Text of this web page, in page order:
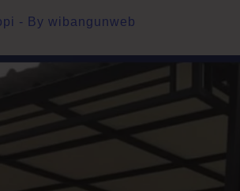
- By wibangunweb